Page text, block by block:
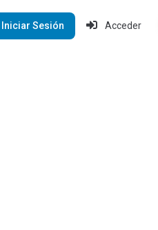
Iniciar Sesión Acceder